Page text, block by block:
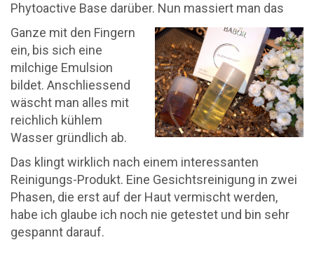
Phytoactive Base darüber. Nun massiert man das
Ganze mit den Fingern
ein, bis sich eine
milchige Emulsion
bildet. Anschliessend
wäscht man alles mit
reichlich kühlem
Wasser gründlich ab.
Das klingt wirklich nach einem interessanten
Reinigungs-Produkt. Eine Gesichtsreinigung in zwei
Phasen, die erst auf der Haut vermischt werden,
habe ich glaube ich noch nie getestet und bin sehr
gespannt darauf.